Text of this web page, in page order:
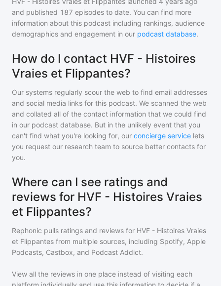
and published 187 episodes to date. You can find more
information about this podcast including rankings, audience
demographics and engagement in our podcast database.
How do I contact HVF - Histoires
Vraies et Flippantes?
Our systems regularly scour the web to find email addresses
and social media links for this podcast. We scanned the web
and collated all of the contact information that we could find
in our podcast database. But in the unlikely event that you
can't find what you're looking for, our concierge service lets
you request our research team to source better contacts for
you.
Where can I see ratings and
reviews for HVF - Histoires Vraies
et Flippantes?
Rephonic pulls ratings and reviews for HVF - Histoires Vraies
et Flippantes from multiple sources, including Spotify, Apple
Podcasts, Castbox, and Podcast Addict.
View all the reviews in one place instead of visiting each